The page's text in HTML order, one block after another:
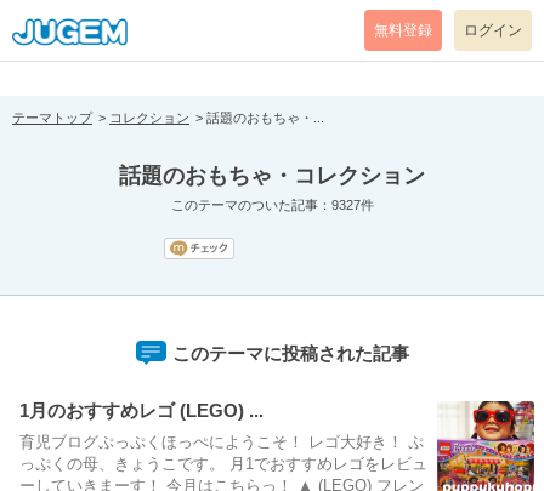
[pear_error: message="Success" code=0 mode=return level=notice
prefix="" info=""]
無料登録 ログイン
テーマトップ コレクション 話題のおもちゃ・...
話題のおもちゃ・コレクション
このテーマのついた記事：9327件
このテーマに投稿された記事
1月のおすすめレゴ (LEGO) ...
育児ブログぷっぷくほっぺにようこそ！ レゴ大好き！ ぷ
っぷくの母、きょうこです。 月1でおすすめレゴをレビュ
ーしていきまーす！ 今月はこちらっ！ ▲ (LEGO) フレン